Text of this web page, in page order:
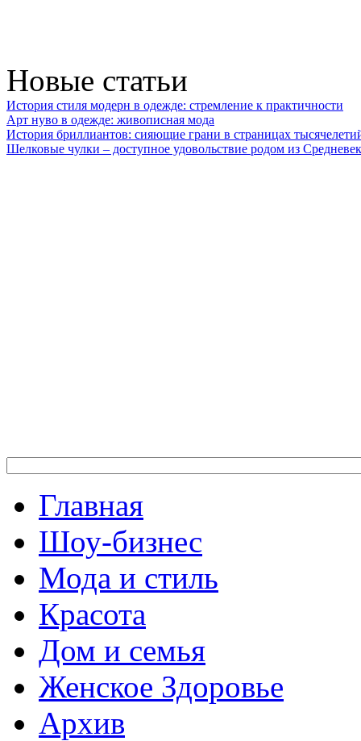
Новые статьи
История стиля модерн в одежде: стремление к практичности
Арт нуво в одежде: живописная мода
История бриллиантов: сияющие грани в страницах
Шелковые чулки – доступное удовольствие родом из
Главная
Шоу-бизнес
Мода и стиль
Красота
Дом и семья
Женское Здоровье
Архив